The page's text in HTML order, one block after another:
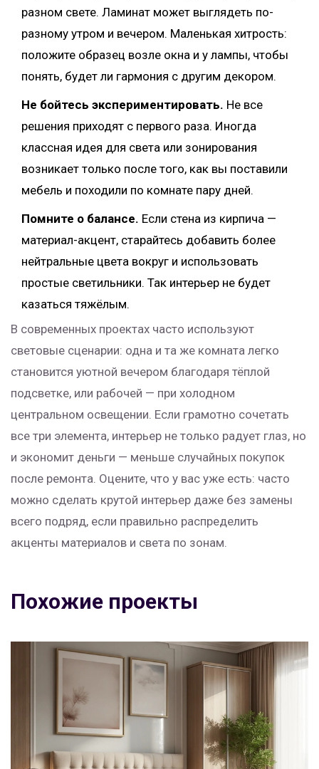
разном свете. Ламинат может выглядеть по-
разному утром и вечером. Маленькая хитрость:
положите образец возле окна и у лампы, чтобы
понять, будет ли гармония с другим декором.
Не бойтесь экспериментировать. Не все
решения приходят с первого раза. Иногда
классная идея для света или зонирования
возникает только после того, как вы поставили
мебель и походили по комнате пару дней.
Помните о балансе. Если стена из кирпича —
материал-акцент, старайтесь добавить более
нейтральные цвета вокруг и использовать
простые светильники. Так интерьер не будет
казаться тяжёлым.
В современных проектах часто используют
световые сценарии: одна и та же комната легко
становится уютной вечером благодаря тёплой
подсветке, или рабочей — при холодном
центральном освещении. Если грамотно сочетать
все три элемента, интерьер не только радует глаз, но
и экономит деньги — меньше случайных покупок
после ремонта. Оцените, что у вас уже есть: часто
можно сделать крутой интерьер даже без замены
всего подряд, если правильно распределить
акценты материалов и света по зонам.
Похожие проекты